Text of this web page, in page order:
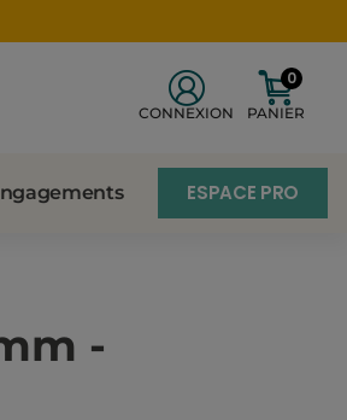
CONNEXION PANIER
0
ESPACE PRO
-